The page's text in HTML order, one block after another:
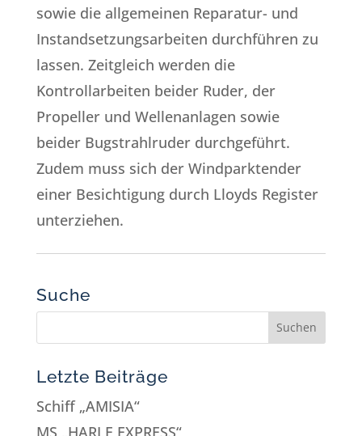
sowie die allgemeinen Reparatur- und
Instandsetzungsarbeiten durchführen zu
lassen. Zeitgleich werden die
Kontrollarbeiten beider Ruder, der
Propeller und Wellenanlagen sowie
beider Bugstrahlruder durchgeführt.
Zudem muss sich der Windparktender
einer Besichtigung durch Lloyds Register
unterziehen.
Suche
Letzte Beiträge
Schiff „AMISIA“
MS „HARLE EXPRESS“